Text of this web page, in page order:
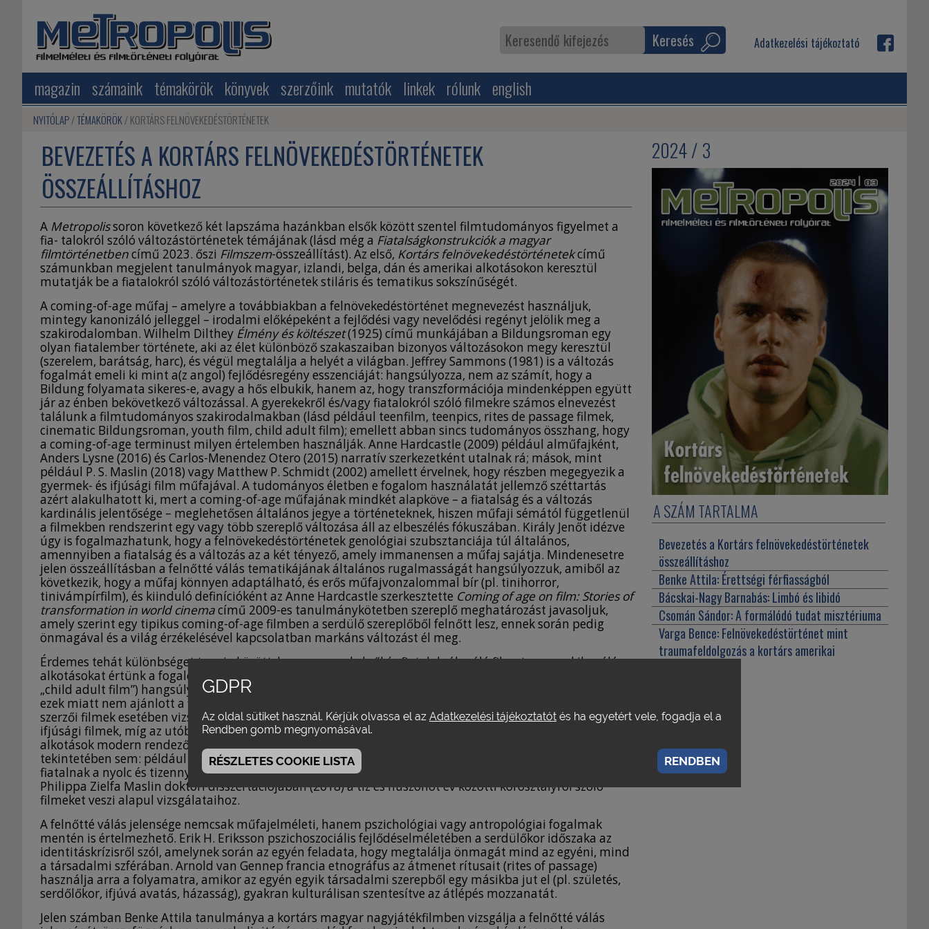
magazin számaink témakörök könyvek szerzőink mutatók linkek rólunk english
Keresés Adatkezelési tájékoztató
NYITÓLAP TÉMAKÖRÖK KORTÁRS FELNÖVEKEDÉSTÖRTÉNETEK
BEVEZETÉS A KORTÁRS FELNÖVEKEDÉSTÖRTÉNETEK
ÖSSZEÁLLÍTÁSHOZ
A Metropolissoron következő két lapszáma hazánkban elsők között szentel filmtudományos figyelmet a
fia- talokról szóló változástörténetek témájának (lásd még a Fiatalságkonstrukciók a magyar
filmtörténetbencímű 2023. őszi Filmszem-összeállítást). Az első, Kortárs felnövekedéstörténetekcímű
számunkban megjelent tanulmányok magyar, izlandi, belga, dán és amerikai alkotásokon keresztül
mutatják be a fiatalokról szóló változástörténetek stiláris és tematikus sokszínűségét.
A coming-of-age műfaj – amelyre a továbbiakban a felnövekedéstörténet megnevezést használjuk,
mintegy kanonizáló jelleggel – irodalmi előképeként a fejlődési vagy nevelődési regényt jelölik meg a
szakirodalomban. Wilhelm Dilthey Élmény és költészet(1925) című munkájában a Bildungsroman egy
olyan fiatalember története, aki az élet különböző szakaszaiban bizonyos változásokon megy keresztül
(szerelem, barátság, harc), és végül megtalálja a helyét a világban. Jeffrey Sammons (1981) is a változás
fogalmát emeli ki mint a(z angol) fejlődésregény esszenciáját: hangsúlyozza, nem az számít, hogy a
Bildung folyamata sikeres-e, avagy a hős elbukik, hanem az, hogy transzformációja mindenképpen együtt
jár az énben bekövetkező változással. A gyerekekről és/vagy fiatalokról szóló filmekre számos elnevezést
találunk a filmtudományos szakirodalmakban (lásd például teenfilm, teenpics, rites de passage filmek,
cinematic Bildungsroman, youth film, child adult film); emellett abban sincs tudományos összhang, hogy
a coming-of-age terminust milyen értelemben használják. Anne Hardcastle (2009) például alműfajként,
Anders Lysne (2016) és Carlos-Menendez Otero (2015) narratív szerkezetként utalnak rá; mások, mint
például P. S. Maslin (2018) vagy Matthew P. Schmidt (2002) amellett érvelnek, hogy részben megegyezik a
gyermek- és ifjúsági film műfajával. A tudományos életben e fogalom használatát jellemző széttartás
azért alakulhatott ki, mert a coming-of-age műfajának mindkét alapköve – a fiatalság és a változás
kardinális jelentősége – meglehetősen általános jegye a történeteknek, hiszen műfaji sémától függetlenül
a filmekben rendszerint egy vagy több szereplő változása áll az elbeszélés fókuszában. Király Jenőt idézve
úgy is fogalmazhatunk, hogy a felnövekedéstörténetek genológiai szubsztanciája túl általános,
amennyiben a fiatalság és a változás az a két tényező, amely immanensen a műfaj sajátja. Mindenesetre
jelen összeállításban a felnőtté válás tematikájának általános rugalmasságát hangsúlyozzuk, amiből az
következik, hogy a műfaj könnyen adaptálható, és erős műfajvonzalommal bír (pl. tinihorror,
tinivámpírfilm), és kiinduló definícióként az Anne Hardcastle szerkesztette Coming of age on film: Stories of
transformation in world cinemacímű 2009-es tanulmánykötetben szereplő meghatározást javasoljuk,
amely szerint egy tipikus coming-of-age filmben a serdülő szereplőből felnőtt lesz, ennek során pedig
önmagával és a világ érzékelésével kapcsolatban markáns változást él meg.
Érdemes tehát különbséget tenni aközött, hogy gyermekekről és fiatalokról szóló filmet vagy nekik szóló
alkotásokat értünk a fogalom alatt. Az első kategóriába tartozó alkotások egy csoportja esetében (pl.
„child adult film”) hangsúlyos lehet az erőszak, a szexualitás, az abúzus, a drog, az alkohol, a prostitúció;
ezek miatt nem ajánlott a fiatal korosztály számára. Ezzel kapcsolatban lehet az is, hogy a műfaji vagy
szerzői filmek esetében vizsgáljuk a coming-of-age narratívát: az előbbihez tartozhatnak a gyermek- és
ifjúsági filmek, míg az utóbbihoz a nem (csak) nekik készült, hanem róluk szóló kvázi autobiografikus
alkotások modern rendezők kameratöltőtollából. Nincs konszenzus a korosztály meghatározásának
tekintetében sem: például Don Lort Coming of age: Movie and video guide
fiatalnak a nyolc és tizennyolc év kor közöttieket tekinti, a WHO tíz és tizenkilenc év közöttieket, míg
Philippa Zielfa Maslin doktori disszertációjában (2018) a tíz és huszonöt év közötti korosztályról szóló
filmeket veszi alapul vizsgálataihoz.
A felnőtté válás jelensége nemcsak műfajelméleti, hanem pszichológiai vagy antropológiai fogalmak
mentén is értelmezhető. Erik H. Eriksson pszichoszociális fejlődéselméletében a serdülőkor időszaka az
identitáskrízisről szól, amelynek során az egyén feladata, hogy megtalálja önmagát mind az egyéni, mind
a társadalmi szférában. Arnold van Gennep francia etnográfus az átmenet rítusait (rites of passage)
használja arra a folyamatra, amikor az egyén egyik társadalmi szerepből egy másikba jut el (pl. születés,
serdőlőkor, ifjúvá avatás, házasság), gyakran kulturálisan szentesítve az átlépés mozzanatát.
Jelen számban Benke Attila tanulmánya a kortárs magyar nagyjátékfilmben vizsgálja a felnőtté válás
2024 / 3
A SZÁM TARTALMA
Bevezetés a Kortárs felnövekedéstörténetek
összeállításhoz
Benke Attila:Érettségi férfiasságból
Bácskai-Nagy Barnabás:Limbó és libidó
Csomán Sándor:A formálódó tudat misztériuma
Varga Bence:Felnövekedéstörténet mint
traumafeldolgozás a kortárs amerikai
GDPR
Az oldal sütiket használ. Kérjük olvassa el az Adatkezelési tájékoztatót és ha egyetért vele, fogadja el a
Rendben gomb megnyomásával.
RÉSZLETES COOKIE LISTA RENDBEN